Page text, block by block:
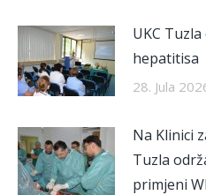
UKC
hepatitisa
28. Jula
Na Klinici
Tuzla
primjeni